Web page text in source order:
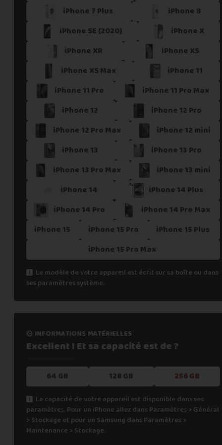
Si vous ne trouvez pas une offre correspondant aux
Vous pouvez éventuellement nous contacter.
iPhone 7 Plus
iPhone 8
iPhone SE (2020)
iPhone X
iPhone XR
iPhone XS
iPhone XS Max
iPhone 11
iPhone 11 Pro
iPhone 11 Pro Max
iPhone 12
iPhone 12 Pro
iPhone 12 Pro Max
iPhone 12 mini
iPhone 13
iPhone 13 Pro
iPhone 13 Pro Max
iPhone 13 mini
iPhone 14
iPhone 14 Plus
iPhone 14 Pro
iPhone 14 Pro Max
iPhone 15
iPhone 15 Pro
iPhone 15 Plus
iPhone 15 Pro Max
Le modèle de votre appareil est écrit sur sa boîte ou dans
ses paramètres système.
informations matérielles
Excellent ! Et sa capacitéest de ?
64 GB 128 GB 256 GB
La capacité de votre appareil est disponible dans ses
paramètres. Pour un iPhone allez dans Paramètres > Général
> Stockage et pour un Samsung dans Paramètres >
Maintenance > Stockage.